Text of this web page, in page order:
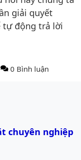
giải quyết
tự động trả lời
0 Bình luận
chuyên nghiệp